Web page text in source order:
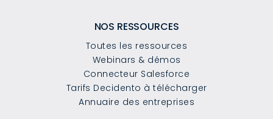
NOS RESSOURCES
Toutes les ressources
Webinars & démos
Connecteur Salesforce
Tarifs Decidento à télécharger
Annuaire des entreprises